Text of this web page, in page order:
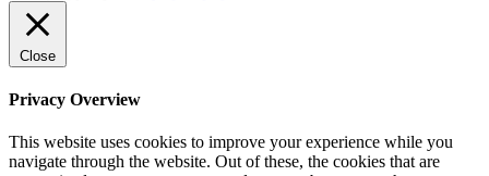
Close
Privacy Overview
This website uses cookies to improve your experience while you
navigate through the website. Out of these, the cookies that are